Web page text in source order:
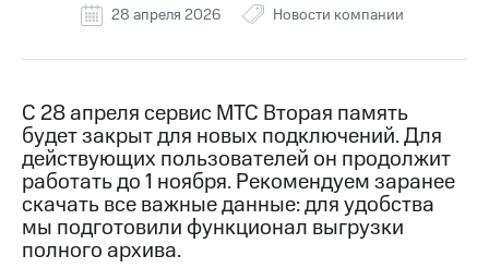
МТС
Деньги
номер
в МТС
Тарифы
Услуги
приложение
Мой
МТС
Акции
Скидка 30%
на связь
28 апреля 2026 Новости компании
С 28 апреля сервис МТС Вторая память
будет закрыт для новых подключений. Для
действующих пользователей он продолжит
работать до 1 ноября. Рекомендуем заранее
скачать все важные данные: для удобства
мы подготовили функционал выгрузки
полного архива.